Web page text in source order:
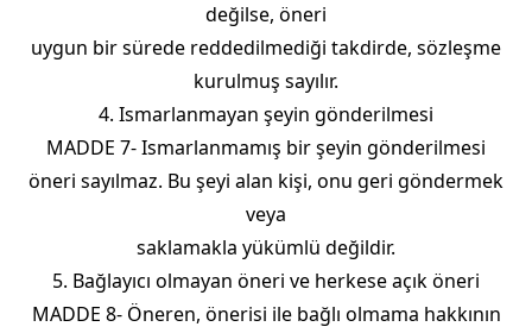
değilse, öneri
uygun bir sürede reddedilmediği takdirde, sözleşme
kurulmuş sayılır.
4. Ismarlanmayan şeyin gönderilmesi
MADDE 7- Ismarlanmamış bir şeyin gönderilmesi
öneri sayılmaz. Bu şeyi alan kişi, onu geri göndermek
veya
saklamakla yükümlü değildir.
5. Bağlayıcı olmayan öneri ve herkese açık öneri
MADDE 8- Öneren, önerisi ile bağlı olmama hakkının